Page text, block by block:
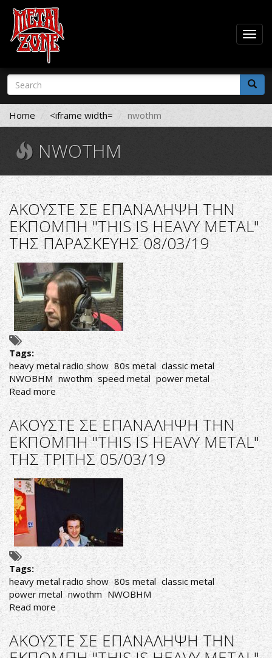
Skip
main
content
Search
form
Search
Home <iframe width= nwothm
NWOTHM
AΚΟΥΣΤΕ ΣΕ ΕΠΑΝΑΛΗΨΗ ΤΗΝ
ΕΚΠΟΜΠΗ "THIS IS HEAVY METAL"
ΤΗΣ ΠΑΡΑΣΚΕΥΗΣ 08/03/19
Tags:
heavy metal radio show 80s metal classic metal
NWOBHM nwothm speed metal power metal
Read more about
AΚΟΥΣΤΕ
ΣΕ
ΕΠΑΝΑΛΗΨΗ
ΤΗΝ
ΕΚΠΟΜΠΗ
"THIS
IS
HEAVY
ΤΗΣ
ΠΑΡΑΣΚΕΥΗΣ
08/03/19
AΚΟΥΣΤΕ ΣΕ ΕΠΑΝΑΛΗΨΗ ΤΗΝ
ΕΚΠΟΜΠΗ "THIS IS HEAVY METAL"
ΤΗΣ ΤΡΙΤΗΣ 05/03/19
Tags:
heavy metal radio show 80s metal classic metal
power metal nwothm NWOBHM
Read more about
AΚΟΥΣΤΕ
ΣΕ
ΕΠΑΝΑΛΗΨΗ
AΚΟΥΣΤΕ ΣΕ ΕΠΑΝΑΛΗΨΗ ΤΗΝ